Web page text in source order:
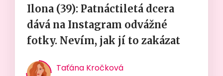
Ilona (39): Patnáctiletá dcera
dává na Instagram odvážné
fotky. Nevím, jak jí to zakázat
Taťána Kročková